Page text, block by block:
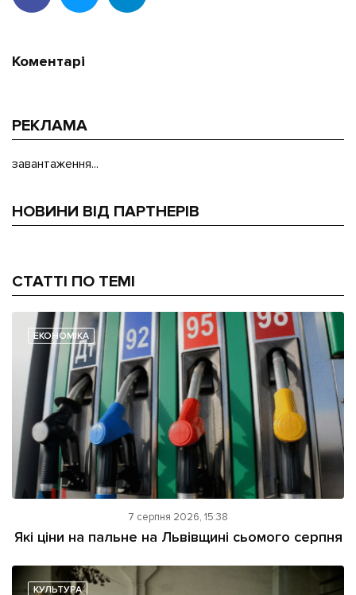
Коментарі
РЕКЛАМА
завантаження...
НОВИНИ ВІД ПАРТНЕРІВ
СТАТТІ ПО ТЕМІ
ЕКОНОМІКА
7 серпня 2026, 15:38
Які ціни на пальне на Львівщині сьомого серпня
КУЛЬТУРА